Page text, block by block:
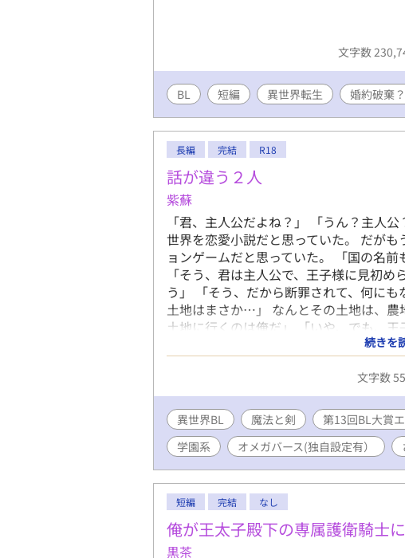
文字数
BL 短編 異世界転生 婚約破棄？
長編 完結 R18
話が違う２人
紫蘇
「君、主人公だよね？」 「うん？主人
世界を恋愛小説だと思っていた。 だが
ョンゲームだと思っていた。 「国の名
「そう、君は主人公で、王子様に見初
う」 「そう、だから断罪されて、何に
土地はまさか…」 なんとその土地は、
土地に行くのは俺だ」 「いや、でも、
ならんのだ。 イカれているぞ君」 「
らやってきた彼らは一体どうなってしま
を築くのか、はたまた築かないのか…
俺だったら丸く収まったのにな…
続きを
文字数
異世界BL 魔法と剣 第13回BL大賞
学園系
オメガバース(独自設定有）
短編 完結 なし
俺が王太子殿下の専属護衛騎士
黒茶